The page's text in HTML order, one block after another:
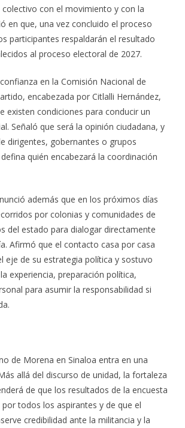
con el movimiento y con la
en que, una vez concluido el proceso
participantes respaldarán el resultado
al proceso electoral de 2027.
en la Comisión Nacional de
encabezada por Citlalli Hernández,
existen condiciones para conducir un
Señaló que será la opinión ciudadana, y
dirigentes, gobernantes o grupos
quién encabezará la coordinación
además que en los próximos días
por colonias y comunidades de
del estado para dialogar directamente
Afirmó que el contacto casa por casa
eje de su estrategia política y sostuvo
experiencia, preparación política,
para asumir la responsabilidad si
de Morena en Sinaloa entra en una
allá del discurso de unidad, la fortaleza
de que los resultados de la encuesta
todos los aspirantes y de que el
credibilidad ante la militancia y la